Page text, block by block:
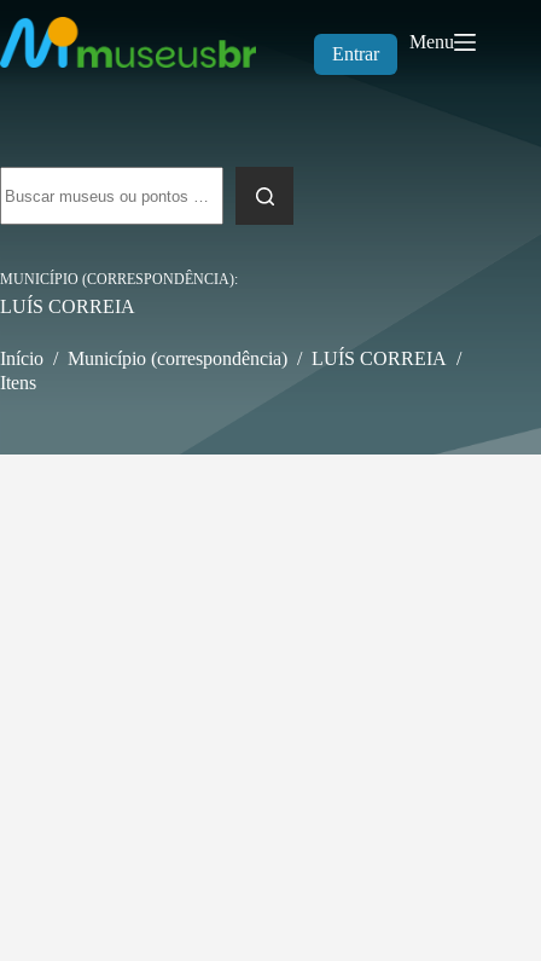
para
o
conteúdo
Entrar
Menu
resultados
MUNICÍPIO (CORRESPONDÊNCIA)
LUÍS CORREIA
Início / Município (correspondência) / LUÍS CORREIA /
Itens